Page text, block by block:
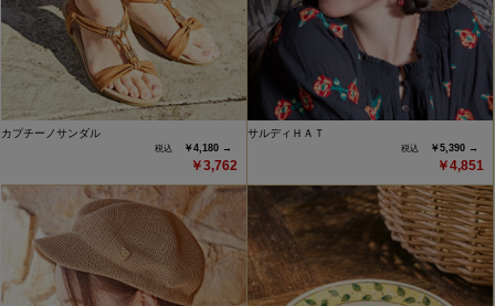
カプチーノサンダル
￥4,180 →
￥3,762
サルディＨＡＴ
￥5,390 →
￥4,851